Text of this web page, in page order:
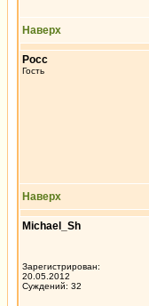
Наверх
Росс
Гость
Наверх
Michael_Sh
Зарегистрирован:
20.05.2012
Суждений: 32